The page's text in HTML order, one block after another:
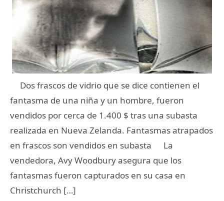
Dos frascos de vidrio que se dice contienen el
fantasma de una niña y un hombre, fueron
vendidos por cerca de 1.400 $ tras una subasta
realizada en Nueva Zelanda. Fantasmas atrapados
en frascos son vendidos en subasta La
vendedora, Avy Woodbury asegura que los
fantasmas fueron capturados en su casa en
Christchurch […]